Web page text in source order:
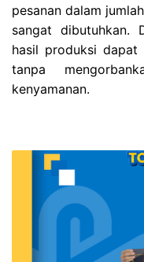
pesanan dalam
sangat dibutuhkan.
hasil produksi dapat
tanpa
kenyamanan.